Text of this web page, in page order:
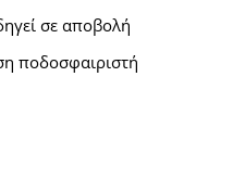
σε αποβολή
ποδοσφαιριστή